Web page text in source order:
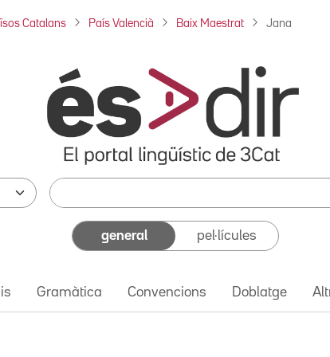
Catalans País Valencià Baix Maestrat Jana
general pel·lícules
Gramàtica Convencions Doblatge